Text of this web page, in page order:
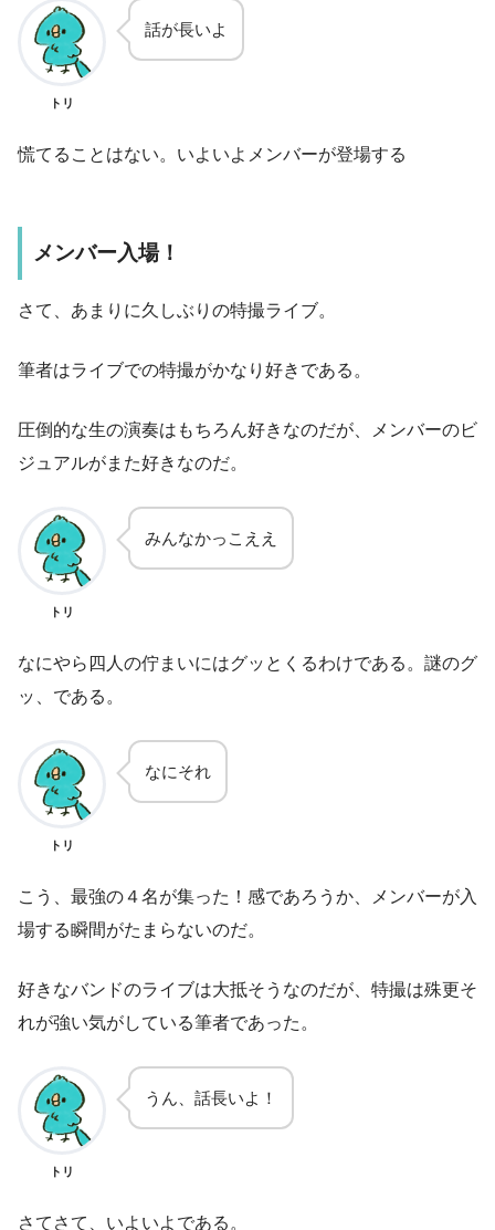
トリ
話が長いよ
慌てることはない。いよいよメンバーが登場する
メンバー入場！
さて、あまりに久しぶりの特撮ライブ。
筆者はライブでの特撮がかなり好きである。
圧倒的な生の演奏はもちろん好きなのだが、メンバーのビ
ジュアルがまた好きなのだ。
トリ
みんなかっこええ
なにやら四人の佇まいにはグッとくるわけである。謎のグ
ッ、である。
トリ
なにそれ
こう、最強の４名が集った！感であろうか、メンバーが入
場する瞬間がたまらないのだ。
好きなバンドのライブは大抵そうなのだが、特撮は殊更そ
れが強い気がしている筆者であった。
トリ
うん、話長いよ！
さてさて、いよいよである。